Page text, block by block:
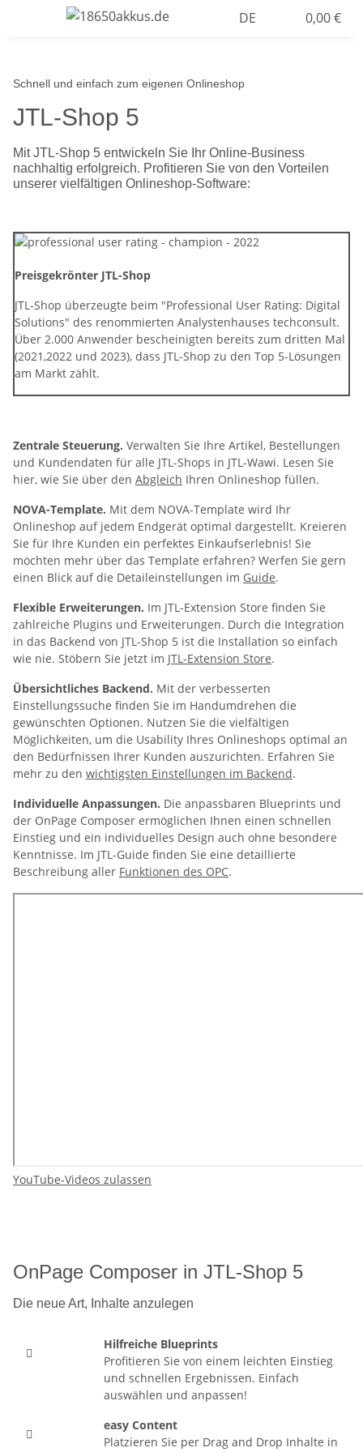
DE 0,00 €
Schnell und einfach zum eigenen Onlineshop
JTL-Shop 5
Mit JTL-Shop 5 entwickeln Sie Ihr Online-Business
nachhaltig erfolgreich. Profitieren Sie von den Vorteilen
unserer vielfältigen Onlineshop-Software:
Preisgekrönter JTL-Shop
JTL-Shop überzeugte beim "Professional User Rating: Digital
Solutions" des renommierten Analystenhauses techconsult.
Über 2.000 Anwender bescheinigten bereits zum dritten Mal
(2021,2022 und 2023), dass JTL-Shop zu den Top 5-Lösungen
am Markt zählt.
Zentrale Steuerung. Verwalten Sie Ihre Artikel, Bestellungen
und Kundendaten für alle JTL-Shops in JTL-Wawi. Lesen Sie
hier, wie Sie über den Abgleich Ihren Onlineshop füllen.
NOVA-Template. Mit dem NOVA-Template wird Ihr
Onlineshop auf jedem Endgerät optimal dargestellt. Kreieren
Sie für Ihre Kunden ein perfektes Einkaufserlebnis! Sie
möchten mehr über das Template erfahren? Werfen Sie gern
einen Blick auf die Detaileinstellungen im Guide.
Flexible Erweiterungen. Im JTL-Extension Store finden Sie
zahlreiche Plugins und Erweiterungen. Durch die Integration
in das Backend von JTL-Shop 5 ist die Installation so einfach
wie nie. Stöbern Sie jetzt im JTL-Extension Store.
Übersichtliches Backend. Mit der verbesserten
Einstellungssuche finden Sie im Handumdrehen die
gewünschten Optionen. Nutzen Sie die vielfältigen
Möglichkeiten, um die Usability Ihres Onlineshops optimal an
den Bedürfnissen Ihrer Kunden auszurichten. Erfahren Sie
mehr zu den wichtigsten Einstellungen im Backend.
Individuelle Anpassungen. Die anpassbaren Blueprints und
der OnPage Composer ermöglichen Ihnen einen schnellen
Einstieg und ein individuelles Design auch ohne besondere
Kenntnisse. Im JTL-Guide finden Sie eine detaillierte
Beschreibung aller Funktionen des OPC.
YouTube-Videos zulassen
OnPage Composer in JTL-Shop 5
Die neue Art, Inhalte anzulegen

Hilfreiche Blueprints
Profitieren Sie von einem leichten Einstieg
und schnellen Ergebnissen. Einfach
auswählen und anpassen!

easy Content
Platzieren Sie per Drag and Drop Inhalte in